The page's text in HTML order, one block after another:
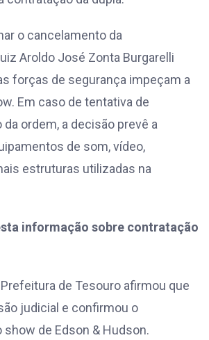
o cancelamento da
Aroldo José Zonta Burgarelli
forças de segurança impeçam a
Em caso de tentativa de
ordem, a decisão prevê a
de som, vídeo,
estruturas utilizadas na
informação sobre contratação
de Tesouro afirmou que
judicial e confirmou o
de Edson & Hudson.